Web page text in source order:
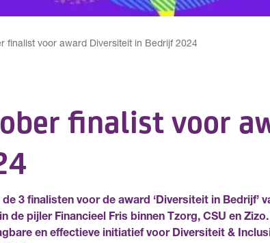
finalist voor award Diversiteit in Bedrijf 2024
finalist voor
3 finalisten voor de award ‘Diversiteit in Bedrijf’
de pijler Financieel Fris binnen Tzorg, CSU en
en effectieve initiatief voor Diversiteit &